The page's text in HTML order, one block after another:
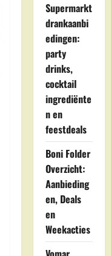
Supermarkt
drankaanbi
edingen:
party
drinks,
cocktail
ingrediënte
n en
feestdeals
Boni Folder
Overzicht:
Aanbieding
en, Deals
en
Weekacties